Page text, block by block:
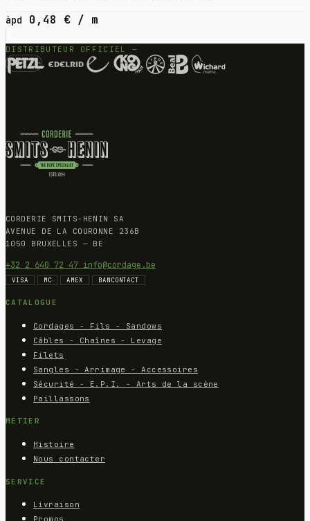
àpd 0,48 € / m
DISTRIBUTEUR OFFICIEL —
CORDERIE SMITS-HENIN SA
AVENUE DE LA COURONNE 236B
1050 BRUXELLES — BE
+32 2 640 72 47 info@cordage.be
VISA MC AMEX BANCONTACT
CATALOGUE
Cordages - Fils - Sandows
Câbles - Chaînes - Levage
Filets
Sangles - Arrimage - Accessoires
Sécurité - E.P.I. - Arts de la scène
Paillassons
MÉTIER
Histoire
Nous contacter
SERVICE
Livraison
Promos